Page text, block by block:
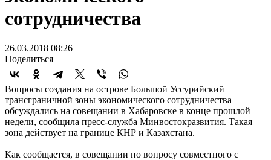
сотрудничества
26.03.2018 08:26
Поделиться
Вопросы создания на острове Большой Уссурийский
трансграничной зоны экономического сотрудничества
обсуждались на совещании в Хабаровске в конце прошлой
недели, сообщила пресс-служба Минвостокразвития. Такая
зона действует на границе КНР и Казахстана.
Как сообщается, в совещании по вопросу совместного с